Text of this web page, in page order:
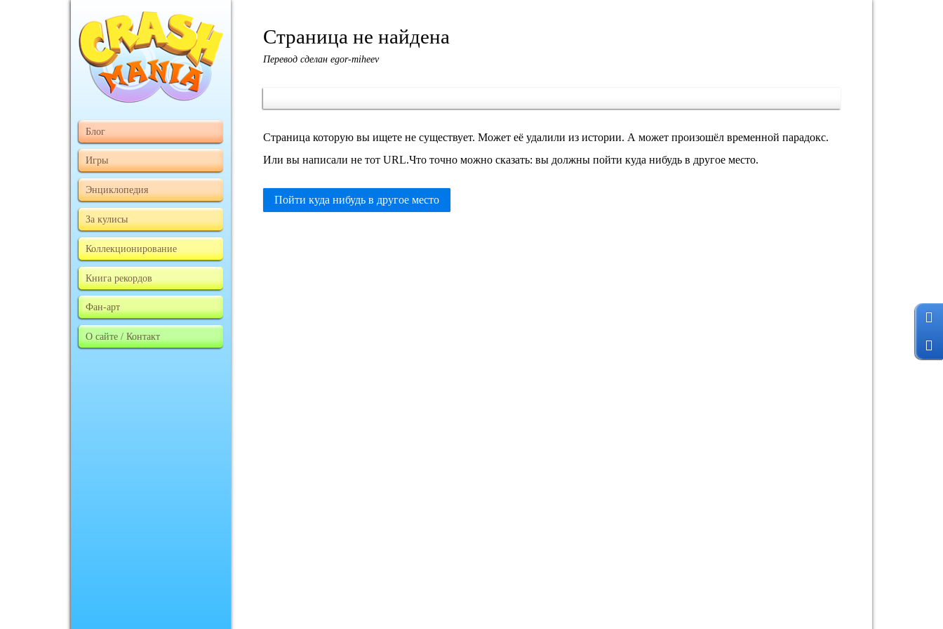
Блог
Игры
Энциклопедия
За кулисы
Коллекционирование
Книга рекордов
Фан-арт
О сайте / Контакт
Страница не найдена
Перевод сделан egor-miheev
Страница которую вы ищете не существует. Может её удалили из истории. А может произошёл временной парадокс.
Или вы написали не тот URL.Что точно можно сказать: вы должны пойти куда нибудь в другое место.
Пойти куда нибудь в другое место